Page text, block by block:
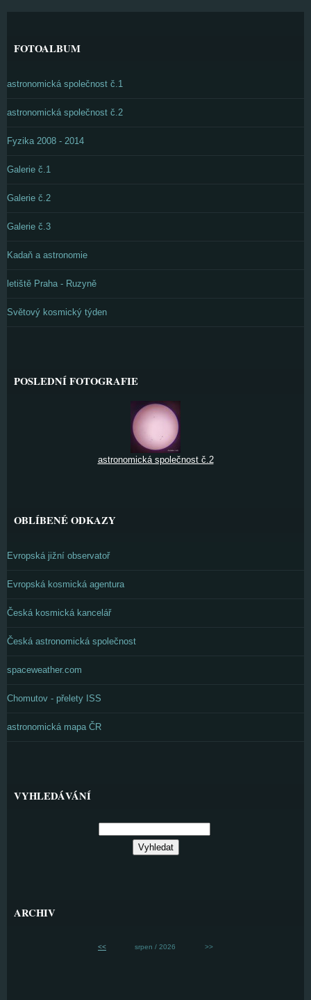
FOTOALBUM
astronomická společnost č.1
astronomická společnost č.2
Fyzika 2008 - 2014
Galerie č.1
Galerie č.2
Galerie č.3
Kadaň a astronomie
letiště Praha - Ruzyně
Světový kosmický týden
POSLEDNÍ FOTOGRAFIE
astronomická společnost č.2
OBLÍBENÉ ODKAZY
Evropská jižní observatoř
Evropská kosmická agentura
Česká kosmická kancelář
Česká astronomická společnost
spaceweather.com
Chomutov - přelety ISS
astronomická mapa ČR
VYHLEDÁVÁNÍ
ARCHIV
<< srpen / 2026 >>